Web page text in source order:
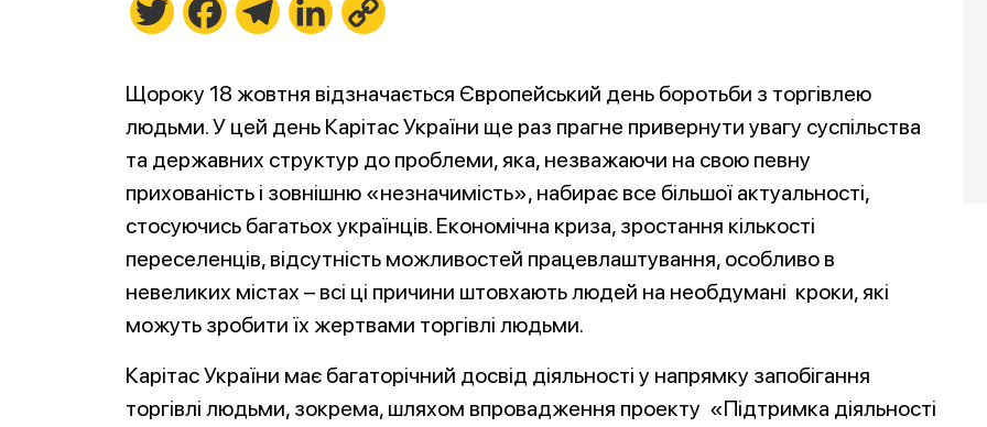
Twitter FacebookTelegramLinkedIn
Щороку 18 жовтня відзначається Європейський день боротьби з торгівлею
людьми. У цей день Карітас України ще раз прагне привернути увагу суспільства
та державних структур до проблеми, яка, незважаючи на свою певну
прихованість і зовнішню «незначимість», набирає все більшої актуальності,
стосуючись багатьох українців. Економічна криза, зростання кількості
переселенців, відсутність можливостей працевлаштування, особливо в
невеликих містах – всі ці причини штовхають людей на необдумані кроки, які
можуть зробити їх жертвами торгівлі людьми.
Карітас України має багаторічний досвід діяльності у напрямку запобігання
торгівлі людьми, зокрема, шляхом впровадження проекту «Підтримка діяльності